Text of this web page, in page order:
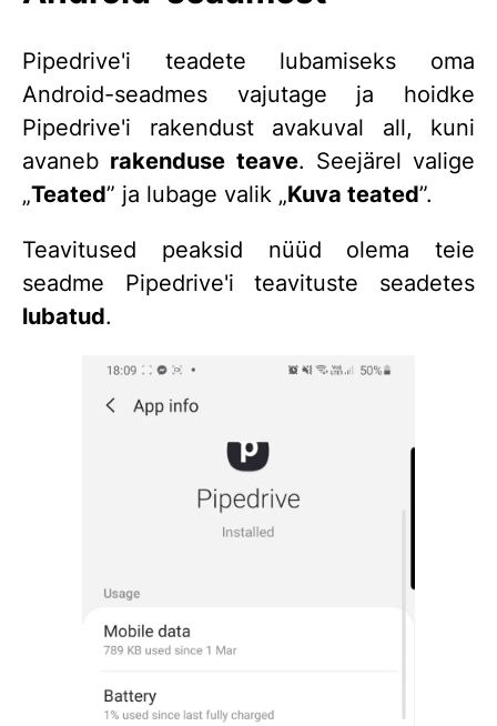
Pipedrive'i teadete lubamiseks oma
Android-seadmes vajutage ja hoidke
Pipedrive'i rakendust avakuval all, kuni
avaneb rakenduse teave. Seejärel valige
„Teated” ja lubage valik „Kuva teated”.
Teavitused peaksid nüüd olema teie
seadme Pipedrive'i teavituste seadetes
lubatud.